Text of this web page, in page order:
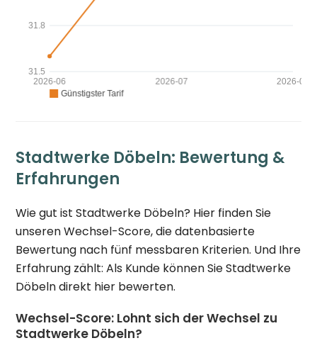
Stadtwerke Döbeln: Bewertung &
Erfahrungen
Wie gut ist Stadtwerke Döbeln? Hier finden Sie
unseren Wechsel-Score, die datenbasierte
Bewertung nach fünf messbaren Kriterien. Und Ihre
Erfahrung zählt: Als Kunde können Sie Stadtwerke
Döbeln direkt hier bewerten.
Wechsel-Score: Lohnt sich der Wechsel zu
Stadtwerke Döbeln?